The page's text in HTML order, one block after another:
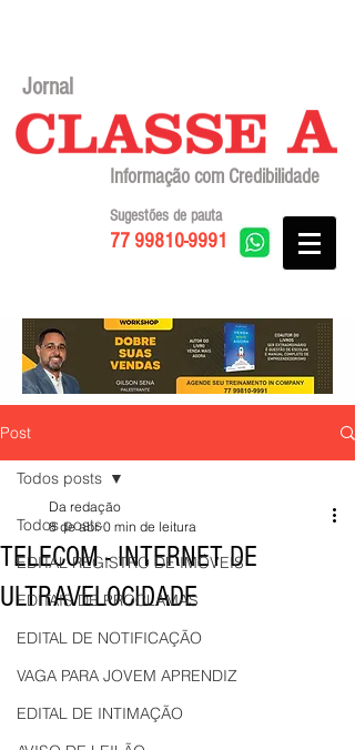
Jornal
Informação com Credibilidade
77 99810-9991
Sugestões de pauta
Post
Todos posts
EDITAL REGISTRO DE IMÓVEIS
EDITAIS DE PROCLAMAS
EDITAL DE NOTIFICAÇÃO
VAGA PARA JOVEM APRENDIZ
EDITAL DE INTIMAÇÃO
Todos posts
TELECOM - INTERNET DE
ULTRAVELOCIDADE
Da redação
8 de abr. 0 min de leitura